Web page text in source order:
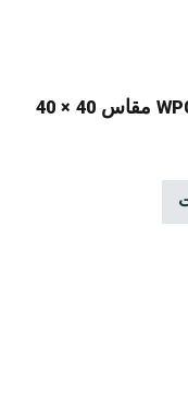
شرائح أرضيات خشبية صلبة من WPC مقاس 40 × 40